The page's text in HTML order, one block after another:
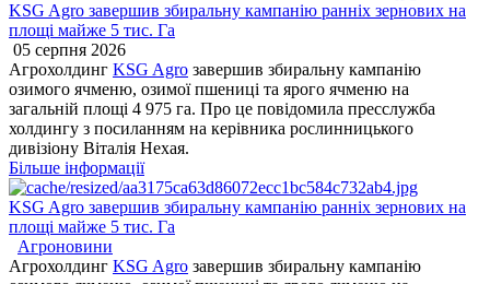
KSG Agro завершив збиральну кампанію ранніх зернових на
площі майже 5 тис. Га
05 серпня 2026
Агрохолдинг KSG Agro завершив збиральну кампанію
озимого ячменю, озимої пшениці та ярого ячменю на
загальній площі 4 975 га. Про це повідомила пресслужба
холдингу з посиланням на керівника рослинницького
дивізіону Віталія Нехая.
Більше інформації
KSG Agro завершив збиральну кампанію ранніх зернових на
площі майже 5 тис. Га
Агроновини
Агрохолдинг KSG Agro завершив збиральну кампанію